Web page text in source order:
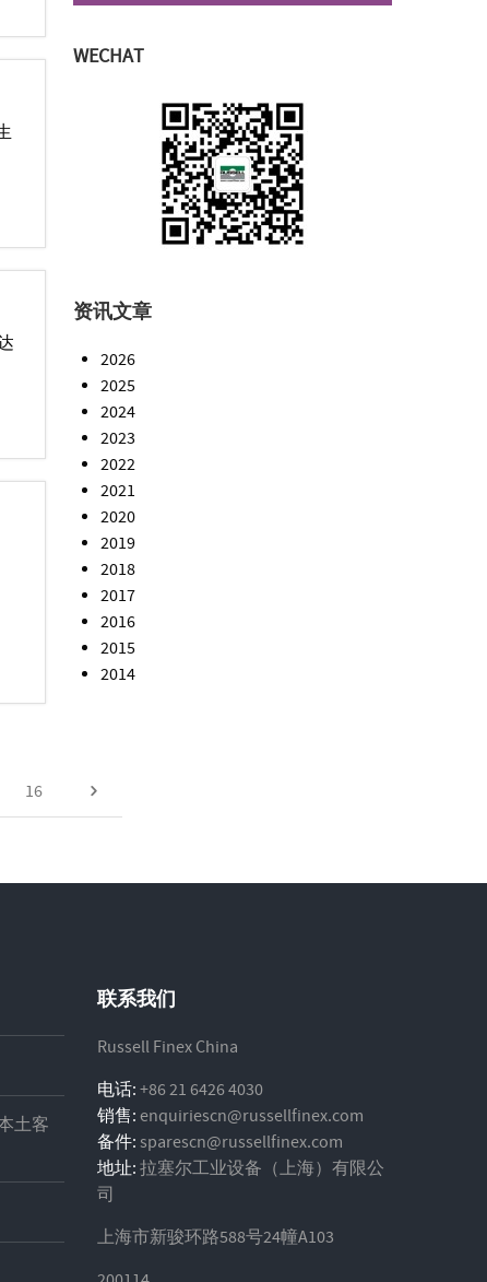
WECHAT
资讯文章
2026
2025
2024
2023
2022
2021
2020
2019
2018
2017
2016
2015
2014
16
土客
联系我们
Russell Finex China
电话:+86 21 6426 4030
销售:enquiriescn@russellfinex.com
备件:sparescn@russellfinex.com
地址:拉塞尔工业设备（上海）有限公
司
上海市新骏环路588号24幢A103